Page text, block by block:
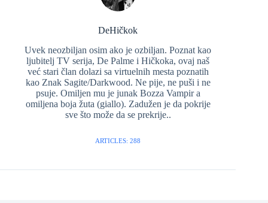
DeHičkok
Uvek neozbiljan osim ako je ozbiljan. Poznat kao
ljubitelj TV serija, De Palme i Hičkoka, ovaj naš
već stari član dolazi sa virtuelnih mesta poznatih
kao Znak Sagite/Darkwood. Ne pije, ne puši i ne
psuje. Omiljen mu je junak Bozza Vampir a
omiljena boja žuta (giallo). Zadužen je da pokrije
sve što može da se prekrije..
ARTICLES: 288